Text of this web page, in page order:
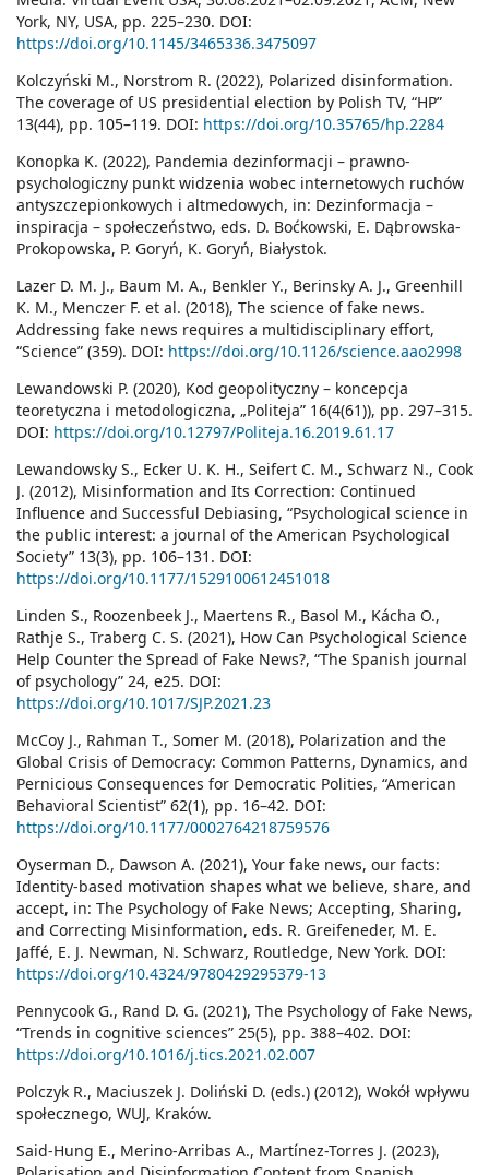
York, NY, USA, pp. 225–230. DOI:
https://doi.org/10.1145/3465336.3475097
Kolczyński M., Norstrom R. (2022), Polarized disinformation.
The coverage of US presidential election by Polish TV, “HP”
13(44), pp. 105–119. DOI: https://doi.org/10.35765/hp.2284
Konopka K. (2022), Pandemia dezinformacji – prawno-
psychologiczny punkt widzenia wobec internetowych ruchów
antyszczepionkowych i altmedowych, in: Dezinformacja –
inspiracja – społeczeństwo, eds. D. Boćkowski, E. Dąbrowska-
Prokopowska, P. Goryń, K. Goryń, Białystok.
Lazer D. M. J., Baum M. A., Benkler Y., Berinsky A. J., Greenhill
K. M., Menczer F. et al. (2018), The science of fake news.
Addressing fake news requires a multidisciplinary effort,
“Science” (359). DOI: https://doi.org/10.1126/science.aao2998
Lewandowski P. (2020), Kod geopolityczny – koncepcja
teoretyczna i metodologiczna, „Politeja” 16(4(61)), pp. 297–315.
DOI: https://doi.org/10.12797/Politeja.16.2019.61.17
Lewandowsky S., Ecker U. K. H., Seifert C. M., Schwarz N., Cook
J. (2012), Misinformation and Its Correction: Continued
Influence and Successful Debiasing, “Psychological science in
the public interest: a journal of the American Psychological
Society” 13(3), pp. 106–131. DOI:
https://doi.org/10.1177/1529100612451018
Linden S., Roozenbeek J., Maertens R., Basol M., Kácha O.,
Rathje S., Traberg C. S. (2021), How Can Psychological Science
Help Counter the Spread of Fake News?, “The Spanish journal
of psychology” 24, e25. DOI:
https://doi.org/10.1017/SJP.2021.23
McCoy J., Rahman T., Somer M. (2018), Polarization and the
Global Crisis of Democracy: Common Patterns, Dynamics, and
Pernicious Consequences for Democratic Polities, “American
Behavioral Scientist” 62(1), pp. 16–42. DOI:
https://doi.org/10.1177/0002764218759576
Oyserman D., Dawson A. (2021), Your fake news, our facts:
Identity-based motivation shapes what we believe, share, and
accept, in: The Psychology of Fake News; Accepting, Sharing,
and Correcting Misinformation, eds. R. Greifeneder, M. E.
Jaffé, E. J. Newman, N. Schwarz, Routledge, New York. DOI:
https://doi.org/10.4324/9780429295379-13
Pennycook G., Rand D. G. (2021), The Psychology of Fake News,
“Trends in cognitive sciences” 25(5), pp. 388–402. DOI:
https://doi.org/10.1016/j.tics.2021.02.007
Polczyk R., Maciuszek J. Doliński D. (eds.) (2012), Wokół wpływu
społecznego, WUJ, Kraków.
Said-Hung E., Merino-Arribas A., Martínez-Torres J. (2023),